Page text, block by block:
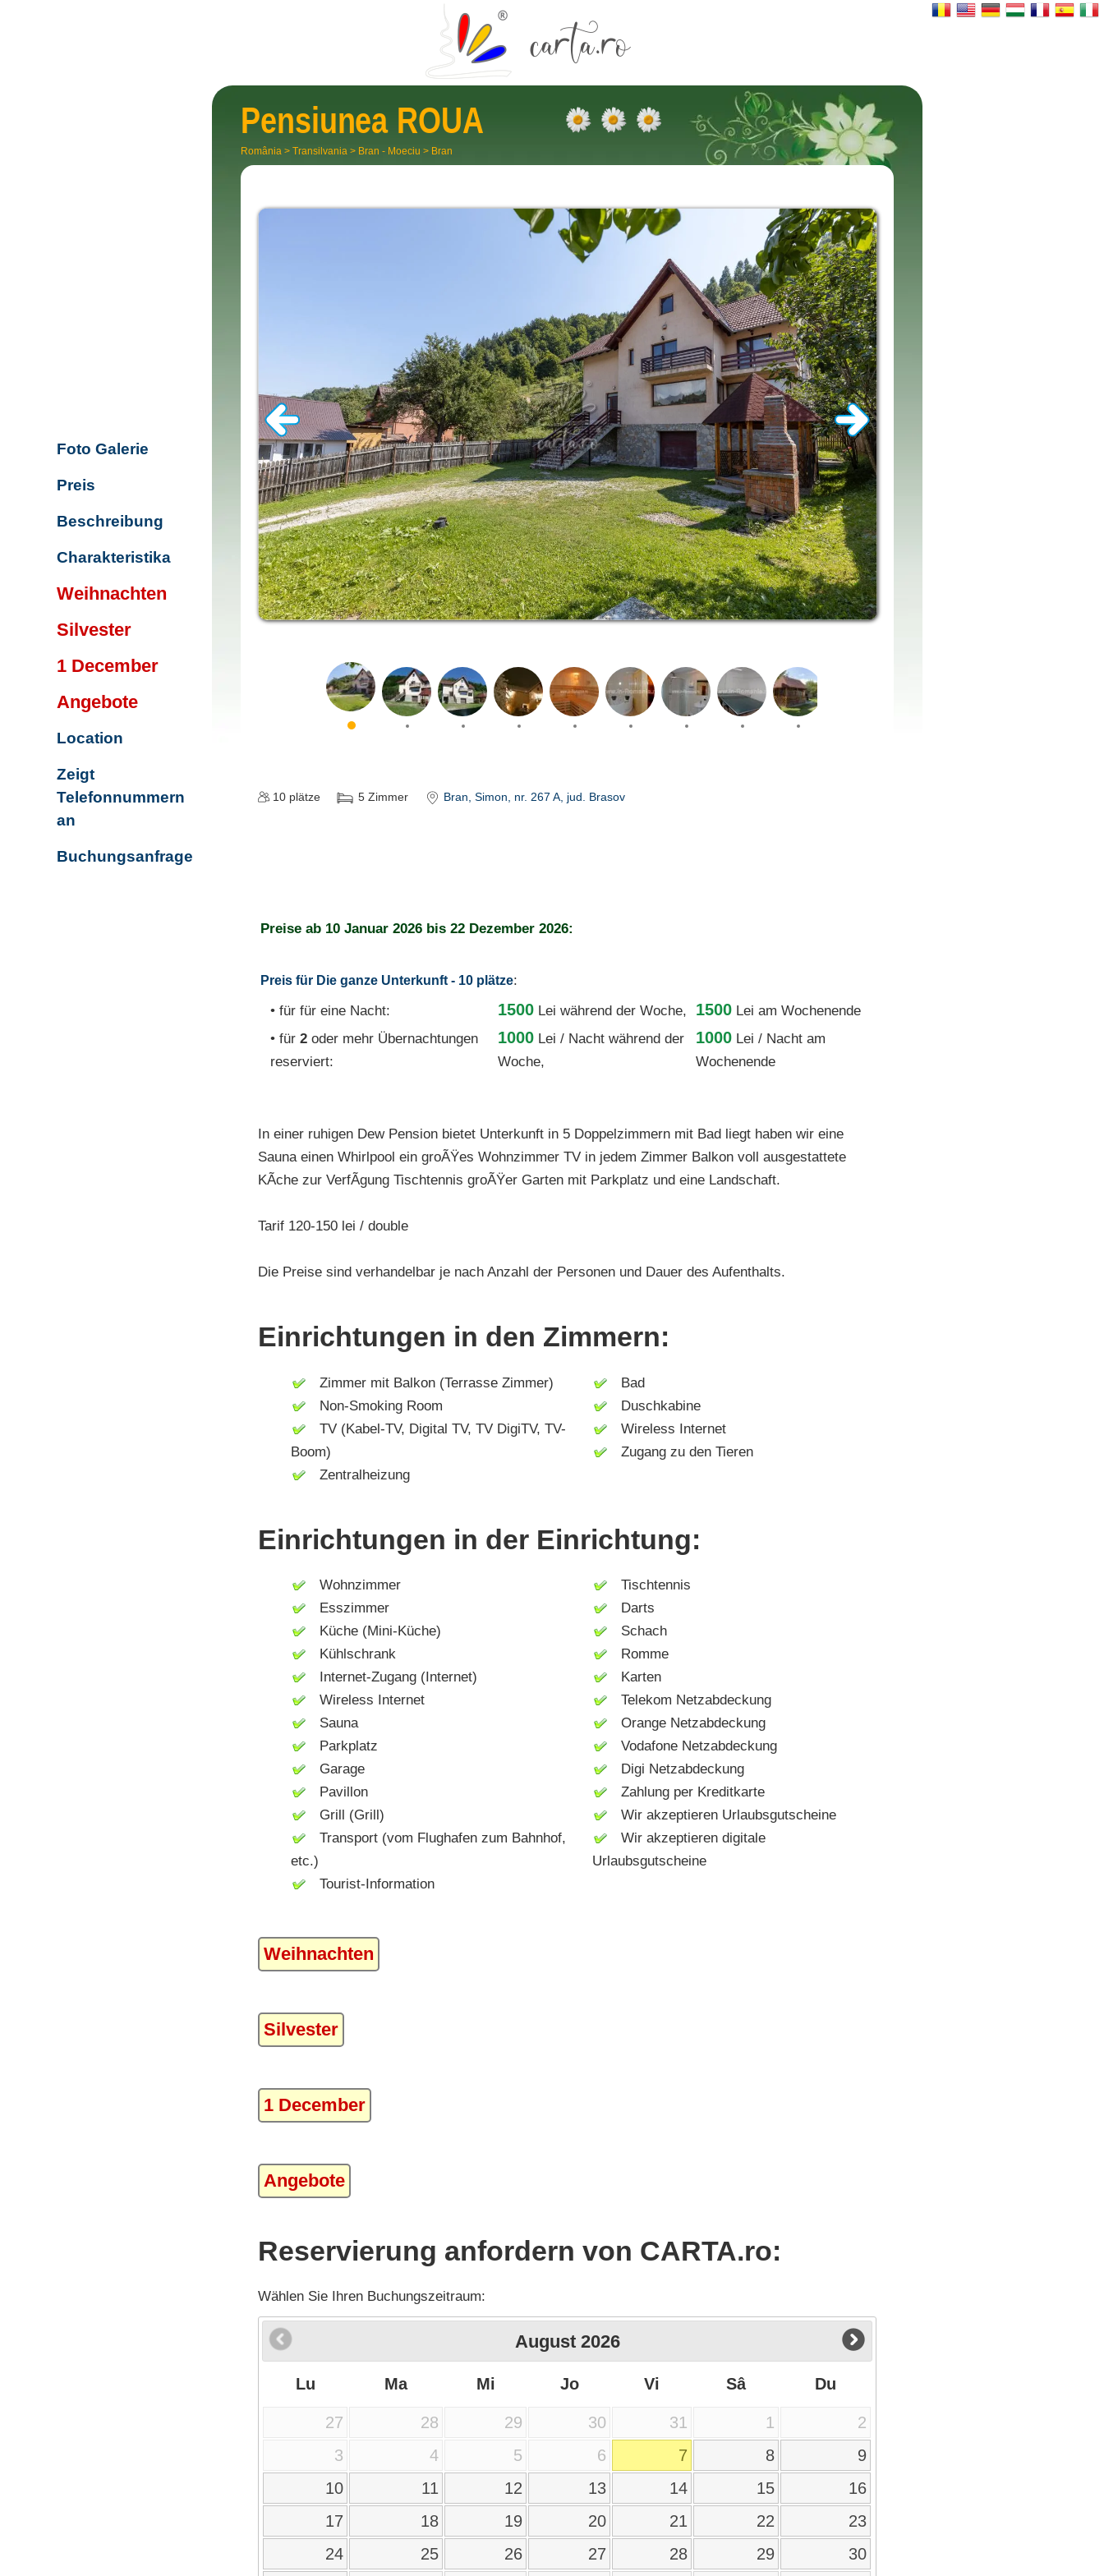
Pensiunea ROUA
România > Transilvania > Bran - Moeciu > Bran
10 plätze 5 Zimmer Bran, Simon, nr. 267 A, jud. Brasov
Preise ab 10 Januar 2026 bis 22 Dezember 2026:
Preis für Die ganze Unterkunft - 10 plätze:
• für für eine Nacht:
1500 Lei während der Woche, 1500 Lei am Wochenende
• für 2 oder mehr Übernachtungen
reserviert:
1000 Lei / Nacht während der
Woche,
1000 Lei / Nacht am
Wochenende
In einer ruhigen Dew Pension bietet Unterkunft in 5 Doppelzimmern mit Bad liegt haben wir eine
Sauna einen Whirlpool ein groÃŸes Wohnzimmer TV in jedem Zimmer Balkon voll ausgestattete
KÃche zur VerfÃgung Tischtennis groÃŸer Garten mit Parkplatz und eine Landschaft.
Tarif 120-150 lei / double
Die Preise sind verhandelbar je nach Anzahl der Personen und Dauer des Aufenthalts.
Einrichtungen in den Zimmern:
Zimmer mit Balkon (Terrasse Zimmer)
Non-Smoking Room
TV (Kabel-TV, Digital TV, TV DigiTV, TV-
Boom)
Zentralheizung
Bad
Duschkabine
Wireless Internet
Zugang zu den Tieren
Einrichtungen in der Einrichtung:
Wohnzimmer
Esszimmer
Küche (Mini-Küche)
Kühlschrank
Internet-Zugang (Internet)
Wireless Internet
Sauna
Parkplatz
Garage
Pavillon
Grill (Grill)
Transport (vom Flughafen zum Bahnhof,
etc.)
Tourist-Information
Tischtennis
Darts
Schach
Romme
Karten
Telekom Netzabdeckung
Orange Netzabdeckung
Vodafone Netzabdeckung
Digi Netzabdeckung
Zahlung per Kreditkarte
Wir akzeptieren Urlaubsgutscheine
Wir akzeptieren digitale
Urlaubsgutscheine
Weihnachten
Silvester
1 December
Angebote
Reservierung anfordern von CARTA.ro:
Wählen Sie Ihren Buchungszeitraum:
August 2026
Lu Ma Mi Jo Vi Sâ Du
27 28 29 30 31 1
2
3
4 5 6 7 8
9
10
11 12 13 14 15
16
17
18 19 20 21 22
23
24
25 26 27 28 29 30
Foto Galerie
Preis
Beschreibung
Charakteristika
Weihnachten
Silvester
1 December
Angebote
Location
Zeigt
Telefonnummern
an
Buchungsanfrage